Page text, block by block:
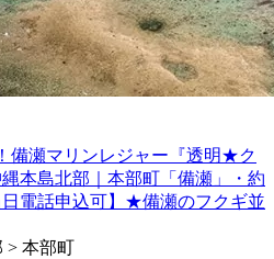
備瀬マリンレジャー『透明★ク
本島北部｜本部町「備瀬」・約
電話申込可】★備瀬のフクギ並
> 本部町